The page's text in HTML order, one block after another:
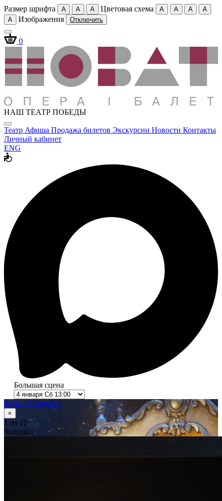
Размер шрифта A A A Цветовая схема A A A
A
A
Изображения Отключить
0
НАШ ТЕАТР ПОБЕДЫ
Театр Афиша Продажа билетов Экскурсии Новости Контакты
Личный кабинет
ENG
Большая сцена
Фото 12 Видео 1
×
1 из 12
Золушка